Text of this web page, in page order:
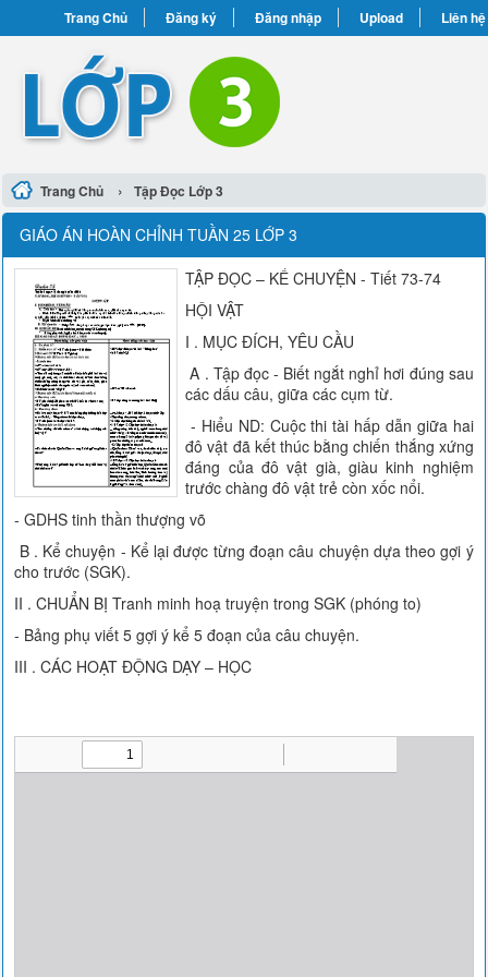
Trang Chủ Đăng ký Đăng nhập Upload Liên hệ
Trang Chủ › Tập Đọc Lớp 3
GIÁO ÁN HOÀN CHỈNH TUẦN 25 LỚP 3
TẬP ĐỌC – KỂ CHUYỆN - Tiết 73-74
HỘI VẬT
I . MỤC ĐÍCH, YÊU CẦU
A . Tập đọc - Biết ngắt nghỉ hơi đúng sau
các dấu câu, giữa các cụm từ.
- Hiểu ND: Cuộc thi tài hấp dẫn giữa hai
đô vật đã kết thúc bằng chiến thắng xứng
đáng của đô vật già, giàu kinh nghiệm
trước chàng đô vật trẻ còn xốc nổi.
- GDHS tinh thần thượng võ
B . Kể chuyện - Kể lại được từng đoạn câu chuyện dựa theo gợi ý
cho trước (SGK).
II . CHUẨN BỊ Tranh minh hoạ truyện trong SGK (phóng to)
- Bảng phụ viết 5 gợi ý kể 5 đoạn của câu chuyện.
III . CÁC HOẠT ĐỘNG DẠY – HỌC